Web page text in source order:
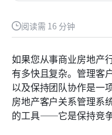
阅读需 16 分钟
如果您从事商业房地产
有多快且复杂。管理客
以及保持团队协作是一
房地产客户关系管理系
的工具——它是保持竞争
商业房地产客户关系
商业房地产客户关系
商业房地产客户关系
商业房地产客户关系
十大商业房地产客户
如何为您的CRE业务